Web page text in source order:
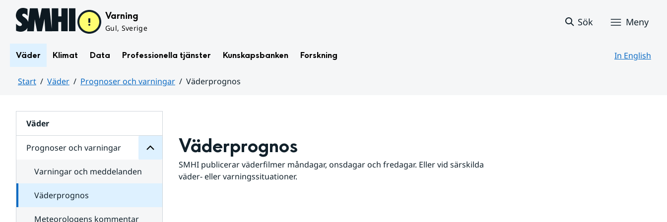
Hoppa till sidans innehåll Varning
Gul, Sverige
Sök Meny
Väder Klimat Data Professionella tjänster Kunskapsbanken Forskning In English
Start Väder Prognoser och varningar
Väderprognos
Väder
Prognoser och varningar
för
varningar
Varningar och meddelanden
Väderprognos
Meteorologens kommentar
Väderprognos
SMHI publicerar väderfilmer måndagar, onsdagar och fredagar. Eller vid särskilda
väder- eller varningssituationer.